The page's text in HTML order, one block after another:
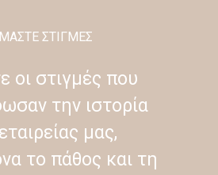
ΣΤΙΓΜΕΣ
οι στιγμές που
την ιστορία
μας,
το πάθος και τη